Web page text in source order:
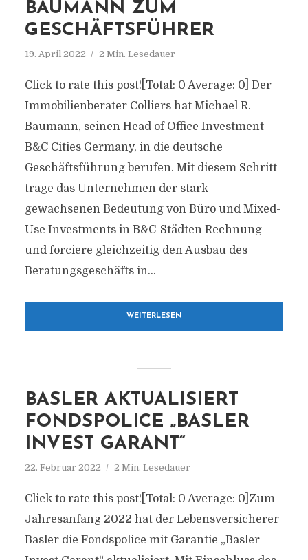
BAUMANN ZUM
GESCHÄFTSFÜHRER
19. April 2022 2 Min. Lesedauer
Click to rate this post![Total: 0 Average: 0] Der
Immobilienberater Colliers hat Michael R.
Baumann, seinen Head of Office Investment
B&C Cities Germany, in die deutsche
Geschäftsführung berufen. Mit diesem Schritt
trage das Unternehmen der stark
gewachsenen Bedeutung von Büro und Mixed-
Use Investments in B&C-Städten Rechnung
und forciere gleichzeitig den Ausbau des
Beratungsgeschäfts in...
WEITERLESEN
BASLER AKTUALISIERT
FONDSPOLICE „BASLER
INVEST GARANT“
22. Februar 2022 2 Min. Lesedauer
Click to rate this post![Total: 0 Average: 0]Zum
Jahresanfang 2022 hat der Lebensversicherer
Basler die Fondspolice mit Garantie „Basler